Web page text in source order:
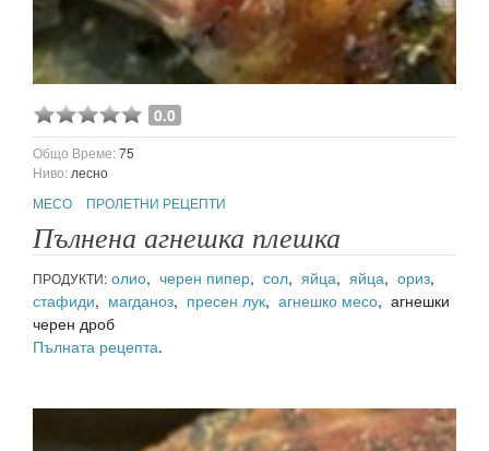
0.0
Общо Време:75
Ниво: лесно
МЕСО
ПРОЛЕТНИ РЕЦЕПТИ
Пълнена агнешка плешка
ПРОДУКТИ: олио, черен пипер, сол, яйца, яйца, ориз,
стафиди, магданоз, пресен лук, агнешко месо, агнешки
черен дроб
Пълната рецепта.